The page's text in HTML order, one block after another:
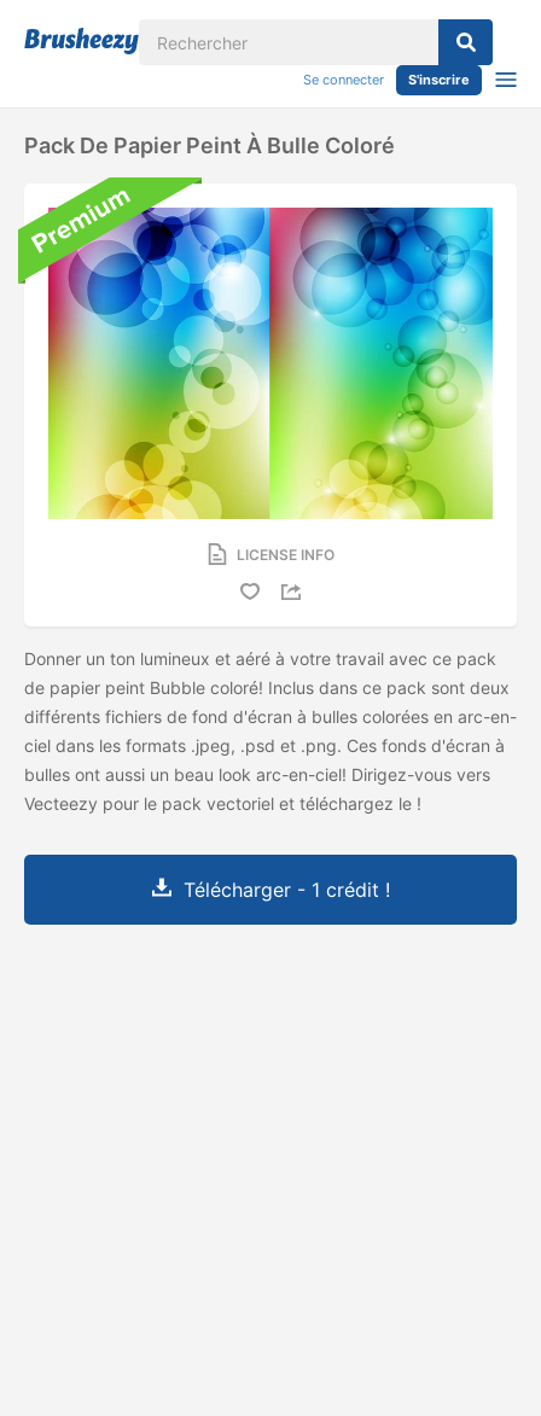
Se connecter S'inscrire
Pack De Papier Peint À Bulle Coloré
LICENSE INFO
Donner un ton lumineux et aéré à votre travail avec ce pack
de papier peint Bubble coloré! Inclus dans ce pack sont deux
différents fichiers de fond d'écran à bulles colorées en arc-en-
ciel dans les formats .jpeg, .psd et .png. Ces fonds d'écran à
bulles ont aussi un beau look arc-en-ciel! Dirigez-vous vers
Vecteezy pour le pack vectoriel et téléchargez le !
Télécharger - 1 crédit !